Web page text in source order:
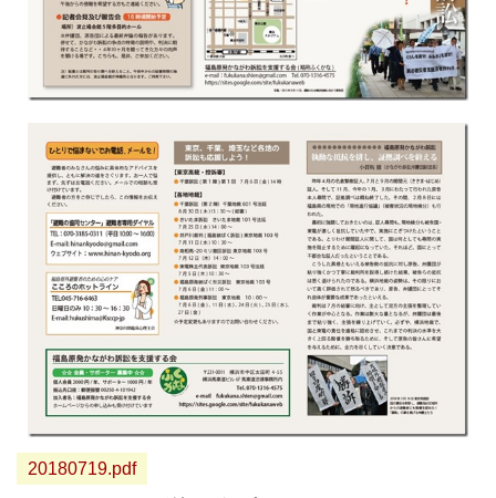
20180719.pdf